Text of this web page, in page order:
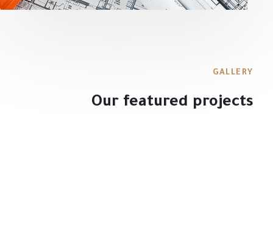
GALLERY
Our featured projects